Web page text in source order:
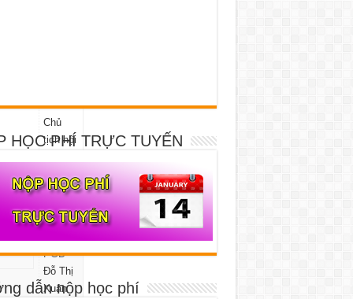
Huế –
Chủ
tịch hội
PGĐ
Đỗ Thị
Xuân
HỌC PHÍ TRỰC TUYẾN
dẫn nộp học phí